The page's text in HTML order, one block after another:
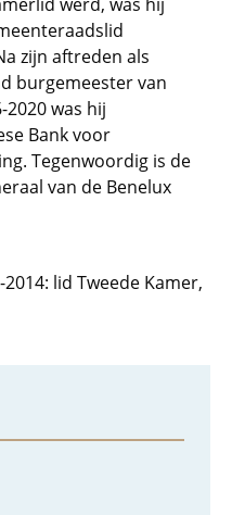
zijn aftreden als
burgemeester van
2020 was hij
Bank voor
Tegenwoordig is de
van de Benelux
lid Tweede Kamer,